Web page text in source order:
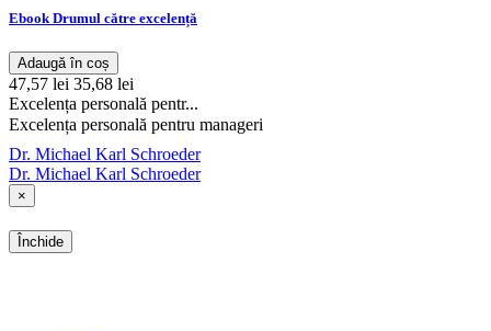
Ebook Drumul către excelență
Adaugă în coș
47,57 lei 35,68 lei
Excelența personală pentr...
Excelența personală pentru manageri
Dr. Michael Karl Schroeder
Dr. Michael Karl Schroeder
×
Închide